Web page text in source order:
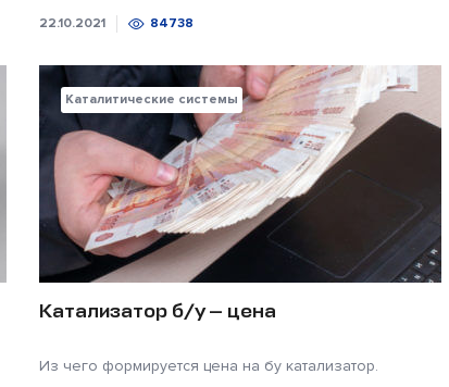
22.10.2021 84738
Каталитические системы
Катализатор б/у — цена
Из чего формируется цена на бу катализатор.